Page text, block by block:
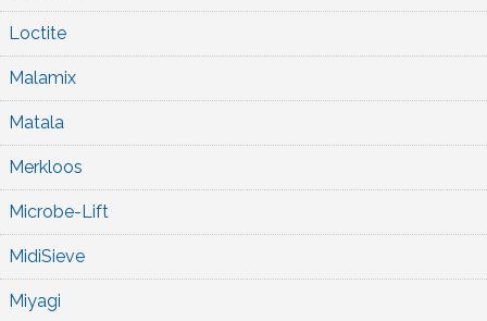
Loctite
Malamix
Matala
Merkloos
Microbe-Lift
MidiSieve
Miyagi